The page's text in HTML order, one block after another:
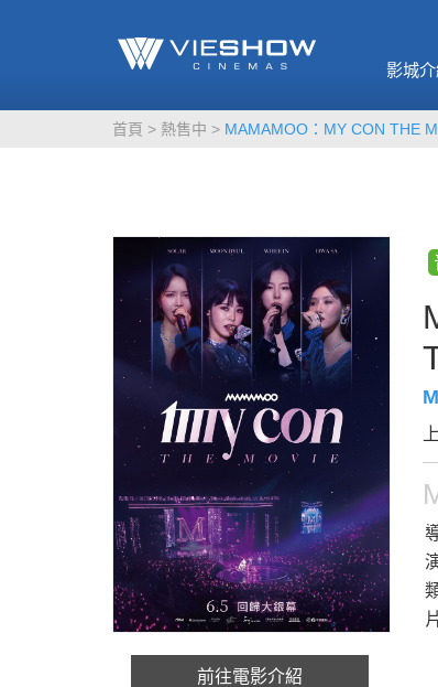
影城
首頁 熱售中 MAMAMOO：MY CON THE
前往電影介紹